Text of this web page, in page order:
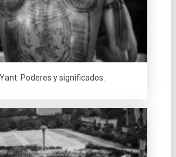
Poderes y significados.